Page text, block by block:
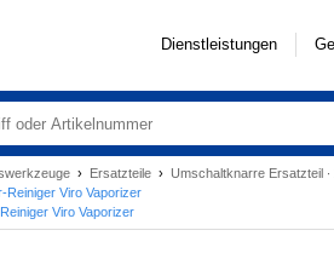
Dienstleistungen
› Ersatzteile › Umschaltknarre Ersatzteil ∙
Reiniger Viro Vaporizer
Viro Vaporizer